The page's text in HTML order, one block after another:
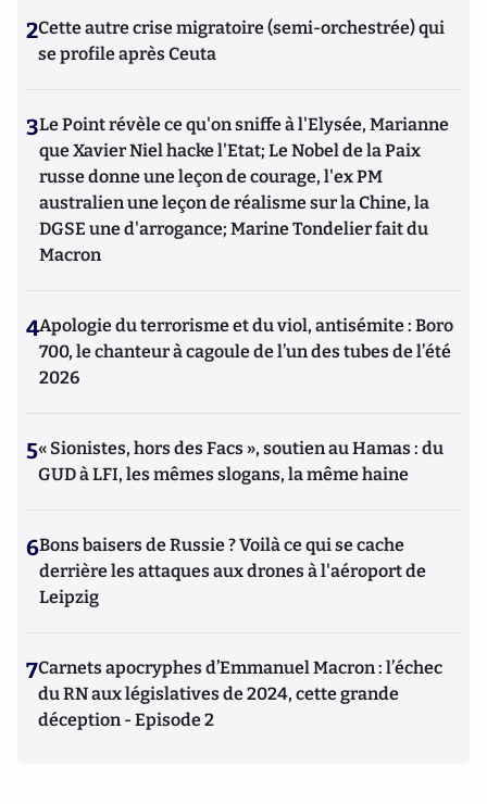
2Cette autre crise migratoire (semi-orchestrée) qui
se profile après Ceuta
3Le Point révèle ce qu'on sniffe à l'Elysée, Marianne
que Xavier Niel hacke l'Etat; Le Nobel de la Paix
russe donne une leçon de courage, l'ex PM
australien une leçon de réalisme sur la Chine, la
DGSE une d'arrogance; Marine Tondelier fait du
Macron
4Apologie du terrorisme et du viol, antisémite : Boro
700, le chanteur à cagoule de l’un des tubes de l’été
2026
5« Sionistes, hors des Facs », soutien au Hamas : du
GUD à LFI, les mêmes slogans, la même haine
6Bons baisers de Russie ? Voilà ce qui se cache
derrière les attaques aux drones à l'aéroport de
Leipzig
7Carnets apocryphes d’Emmanuel Macron : l’échec
du RN aux législatives de 2024, cette grande
déception - Episode 2